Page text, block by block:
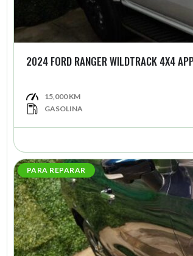
2024 FORD RANGER WILDTRACK
15,000 KM
GASOLINA
PARA REPARAR